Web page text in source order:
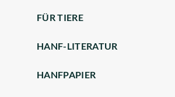
FÜR TIERE
HANF-LITERATUR
HANFPAPIER